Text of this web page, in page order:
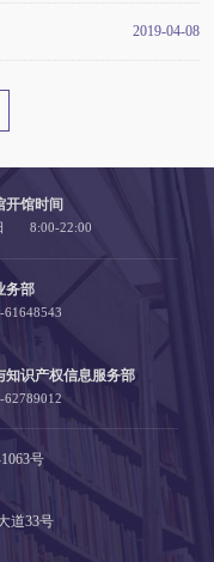
2019-04-08
开馆时间
8:00-22:00
务部
61648543
知识产权信息服务部
62789012
号
道33号